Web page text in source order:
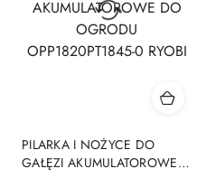
PILARKA I NOŻYCE DO
GAŁĘZI AKUMULATOROWE